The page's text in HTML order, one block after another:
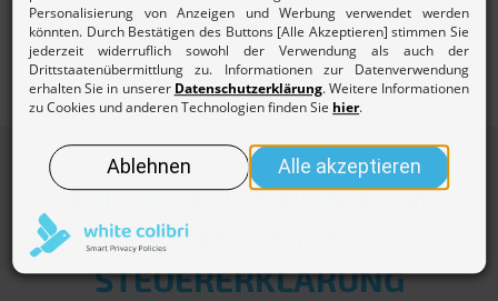
Lohnsteuerhilfevereins.
HILFREICHES RUND UM
BERATUNG &
STEUERERKLÄRUNG